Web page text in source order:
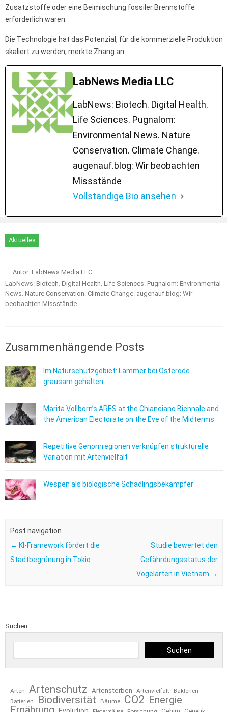
Zusatzstoffe oder eine Beimischung fossiler Brennstoffe
erforderlich waren.
Die Technologie hat das Potenzial, für die kommerzielle Produktion
skaliert zu werden, merkte Zhang an.
LabNews Media LLC
LabNews: Biotech. Digital Health.
Life Sciences. Pugnalom:
Environmental News. Nature
Conservation. Climate Change.
augenauf.blog: Wir beobachten
Missstände
Vollständige Bio ansehen
Aktuelles
Autor: LabNews Media LLC
LabNews: Biotech. Digital Health. Life Sciences. Pugnalom: Environmental
News. Nature Conservation. Climate Change. augenauf.blog: Wir
beobachten Missstände
Zusammenhängende Posts
Im Naturschutzgebiet: Lämmer bei Osterode
grausam gehalten
Marita Vollborn’s ARES at the Chianciano Biennale and
the American Electorate on the Eve of the Midterms
Repetitive Genomregionen verknüpfen strukturelle
Variation mit Artenvielfalt
Wespen als biologische Schädlingsbekämpfer
Post navigation
← KI-Framework fördert die
Stadtbegrünung in Tokio
Studie bewertet den
Gefährdungsstatus der
Vogelarten in Vietnam →
Suchen
Suchen
Arten Artenschutz Artensterben Artenvielfalt
Bakterien
Batterien
Biodiversität Bäume CO2 Energie